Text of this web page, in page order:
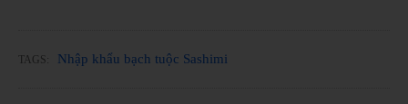
TAGS: Nhập khẩu bạch tuộc Sashimi